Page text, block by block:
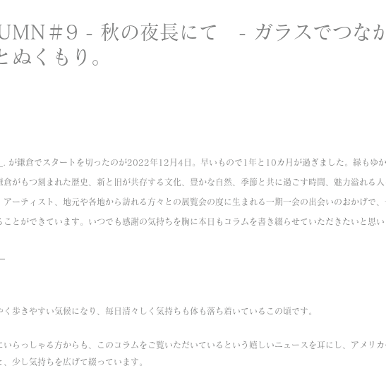
＃9 - 秋の夜長にて - ガラスでつな
ぬくもり。
が鎌倉でスタートを切ったのが2022年12月4日。早いもので1年と10カ月が過ぎました。縁もゆ
倉がもつ刻まれた歴史、新と旧が共存する文化、豊かな自然、季節と共に過ごす時間、魅力溢れる
アーティスト、地元や各地から訪れる方々との展覧会の度に生まれる一期一会の出会いのおかげで、
ことができています。いつでも感謝の気持ちを胸に本日もコラムを書き綴らせていただきたいと思い
く歩きやすい気候になり、毎日清々しく気持ちも体も落ち着いているこの頃です。
いらっしゃる方からも、このコラムをご覧いただいているという嬉しいニュースを耳にし、アメリ
、少し気持ちを広げて綴っています。